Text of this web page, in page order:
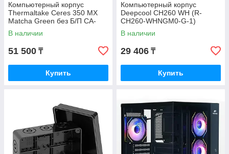
Компьютерный корпус
Thermaltake Ceres 350 MX
Matcha Green без Б/П CA-
1Z3-00MEWN-00
В наличии
51 500 ₸
Купить
Компьютерный корпус
Deepcool CH260 WH (R-
CH260-WHNGM0-G-1)
В наличии
29 406 ₸
Купить